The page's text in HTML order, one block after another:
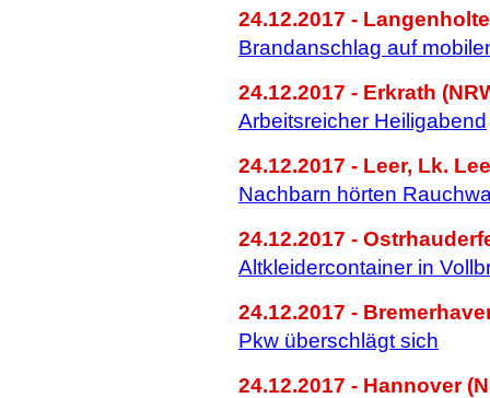
24.12.2017 -
Brandanschlag auf
24.12.2017 - Erkrath
Arbeitsreicher Heiligabend
24.12.2017 - Leer, Lk.
Nachbarn hörten
24.12.2017 -
Altkleidercontainer in
24.12.2017 -
Pkw überschlägt sich
24.12.2017 - Hannover